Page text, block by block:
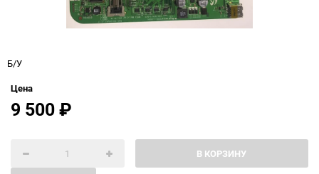
Б/У
Цена
9 500₽
В КОРЗИНУ